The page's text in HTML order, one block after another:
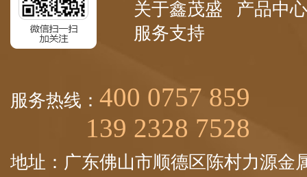
关于鑫茂盛
产品中心
服务支持
服务热线： 400 0757 859
139 2328 7528
地址：广东佛山市顺德区陈村力源金